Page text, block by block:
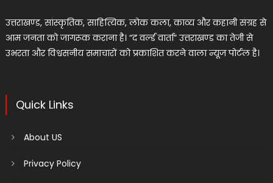
उत्तराखण्ड, सांस्कृतिक, साहित्यिक, लोक कला, काव्य और कहानी संग्रह से
आम जनता को जागरूक कराना है। “द वर्ल्ड वार्ता” उत्तराखण्ड का तेजी से
उभरता और विश्वसनीय समाचारों को प्रकाशित करने वाला न्यूज पोर्टल है।
Quick Links
About US
Privacy Policy